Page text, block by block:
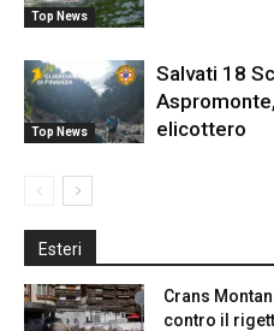
Top News
Top News
Salvati 18
elicottero
Esteri
Crans
contro il